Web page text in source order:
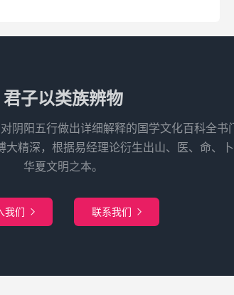
君子以类族辨物
阴阳五行做出详细解释的国学文化百科全
精深，根据易经理论衍生出山、医、命、
华夏文明之本。
我们  联系我们 